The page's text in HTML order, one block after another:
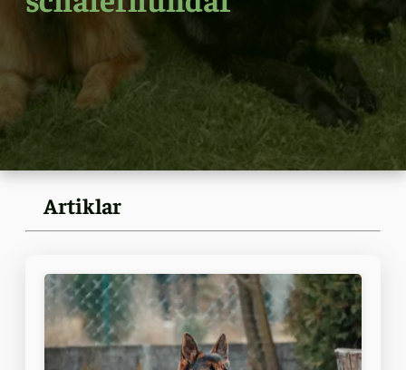
Artiklar